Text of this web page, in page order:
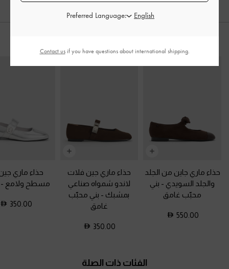
حذاء ماري جاين من الجلد
والجلد السويدي - بني
محبّب غامق
550.00
حذاء ماري جين فلات
لاندو شمواه صناعي
بمشبك - بني محبّب
غامق
350.00
حذاء ماري جين
مسطح ولامع
350.00
الفئات ذات الصلة
Preferred Language:
Contact usif you have questions about international shipping.